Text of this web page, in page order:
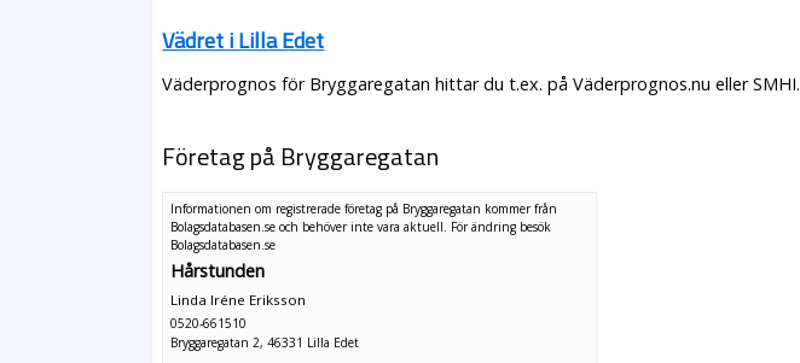
Vädret i Lilla Edet
Väderprognos för Bryggaregatan hittar du t.ex. på Väderprognos.nu eller SMHI.
Företag på Bryggaregatan
Informationen om registrerade företag på Bryggaregatan kommer från
Bolagsdatabasen.se och behöver inte vara aktuell. För ändring besök
Bolagsdatabasen.se
Hårstunden
Linda Iréne Eriksson
0520-661510
Bryggaregatan 2, 46331 Lilla Edet